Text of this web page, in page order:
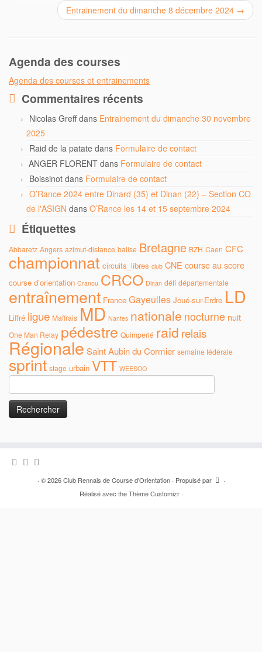
Entrainement du dimanche 8 décembre 2024 →
Agenda des courses
Agenda des courses et entrainements
Commentaires récents
Nicolas Greffdans Entrainement du dimanche 30 novembre
2025
Raid de la patate dans Formulaire de contact
ANGER FLORENT dans Formulaire de contact
Boissinot dans Formulaire de contact
O’Rance 2024 entre Dinard (35) et Dinan (22) – Section CO
de l'ASIGN dans O’Rance les 14 et 15 septembre 2024
Étiquettes
Abbaretz Angers azimut-distance balise Bretagne BZH Caen CFC
championnat circuits_libres club CNE course au score
course d'orientation Cranou CRCO Dinan défi départementale
entraînement France Gayeulles Joué-sur-Erdre LD
Liffré ligue Maffrais MD Nantes nationale nocturne nuit
One Man Relay pédestre Quimperlé raid relais
Régionale Saint Aubin du Cormier semaine fédérale
sprint stage urbain VTT WEESOO
Rechercher :
· © 2026 Club Rennais de Course d'Orientation· Propulsé par
·
Réalisé avec theThème Customizr·